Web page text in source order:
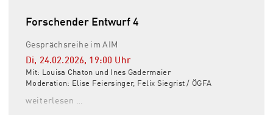
Forschender Entwurf 4
Gesprächsreihe im AIM
Di, 24.02.2026, 19:00 Uhr
Mit: Louisa Chaton und Ines Gadermaier
Moderation: Elise Feiersinger, Felix Siegrist / ÖGFA
weiterlesen …